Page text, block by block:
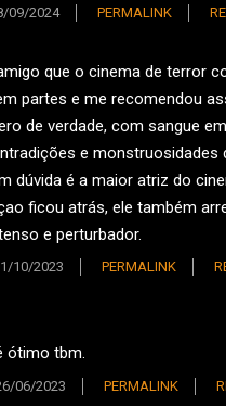
09/2024 PERMALINK
que o cinema de terror
partes e me recomendou
de verdade, com sangue
e monstruosidades
dúvida é a maior atriz do
ficou atrás, ele também
e perturbador.
10/2023 PERMALINK
ótimo tbm.
06/2023 PERMALINK